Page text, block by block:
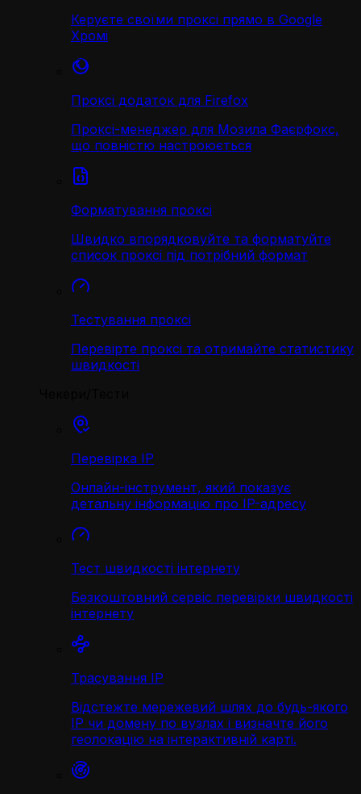
Керуєте своїми проксі прямо в Google
Хромі
Проксі додаток для Firefox
Проксі-менеджер для Мозила Фаєрфокс,
що повністю настроюється
Форматування проксі
Швидко впорядковуйте та форматуйте
список проксі під потрібний формат
Тестування проксі
Перевірте проксі та отримайте статистику
швидкості
Перевірка IP
Онлайн-інструмент, який показує
детальну інформацію про IP-адресу
Тест швидкості інтернету
Безкоштовний сервіс перевірки швидкості
інтернету
Трасування IP
Відстежте мережевий шлях до будь-якого
IP чи домену по вузлах і визначте його
геолокацію на інтерактивній карті.